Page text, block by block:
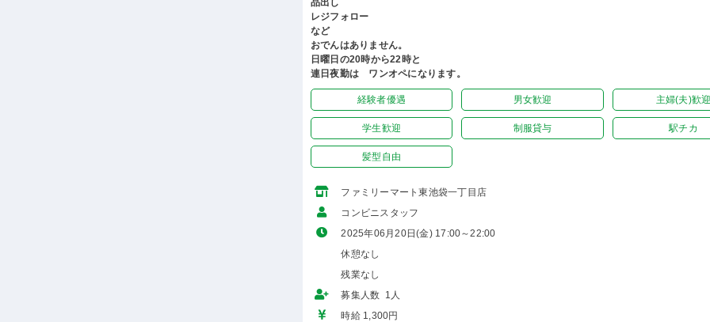
品出し
レジフォロー
など
おでんはありません。
日曜日の20時から22時と
連日夜勤は ワンオペになります。
経験者優遇 男女歓迎 主婦(夫)歓
学生歓迎 制服貸与 駅チカ
髪型自由
ファミリーマート東池袋一丁目店
コンビニスタッフ
2025年06月20日(金) 17:00～22:00
休憩なし
残業なし
募集人数 1人
時給 1,300円